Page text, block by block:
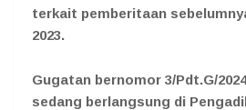
terkait pemberitaan
2023.
Gugatan bernomor 3/Pdt.G/
sedang berlangsung di